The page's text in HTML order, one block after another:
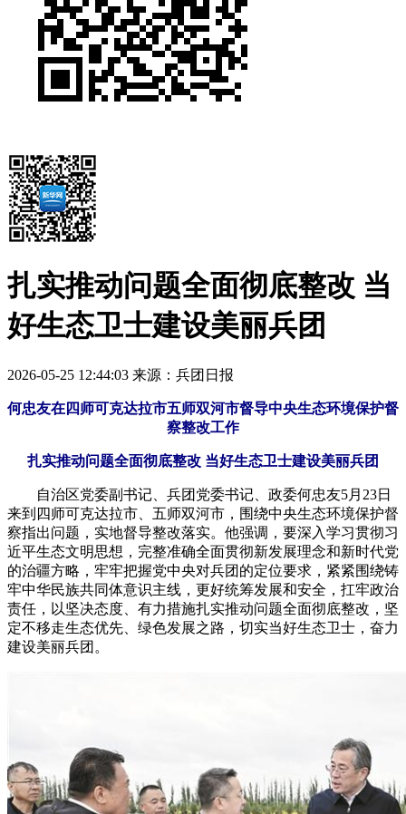
扎实推动问题全面彻底整改 当
好生态卫士建设美丽兵团
2026-05-25 12:44:03 来源：兵团日报
何忠友在四师可克达拉市五师双河市督导中央生态环境保护督
察整改工作
扎实推动问题全面彻底整改 当好生态卫士建设美丽兵团
自治区党委副书记、兵团党委书记、政委何忠友5月23日
来到四师可克达拉市、五师双河市，围绕中央生态环境保护督
察指出问题，实地督导整改落实。他强调，要深入学习贯彻习
近平生态文明思想，完整准确全面贯彻新发展理念和新时代党
的治疆方略，牢牢把握党中央对兵团的定位要求，紧紧围绕铸
牢中华民族共同体意识主线，更好统筹发展和安全，扛牢政治
责任，以坚决态度、有力措施扎实推动问题全面彻底整改，坚
定不移走生态优先、绿色发展之路，切实当好生态卫士，奋力
建设美丽兵团。